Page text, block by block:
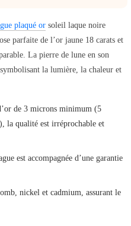
plaqué or soleil laque noire
parfaite de l’or jaune 18 carats et
La pierre de lune en son
la lumière, la chaleur et
de 3 microns minimum (5
la qualité est irréprochable et
est accompagnée d’une garantie
nickel et cadmium, assurant le